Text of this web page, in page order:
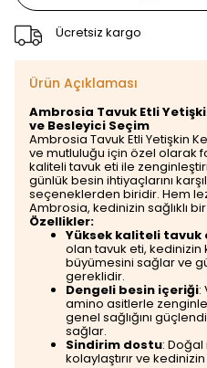
Ücretsiz kargo
Ürün Açıklaması
Ambrosia Tavuk Etli
ve Besleyici Seçim
Ambrosia Tavuk Etli Yetişkin
ve mutluluğu için özel olarak
kaliteli tavuk eti ile
günlük besin ihtiyaçlarını
seçeneklerden biridir. Hem
Ambrosia, kedinizin sağlıklı
Özellikler:
Yüksek kaliteli tavuk
olan tavuk eti, kedinizin
büyümesini sağlar ve
gereklidir.
Dengeli besin içeriği:
amino asitlerle
genel sağlığını
sağlar.
Sindirim dostu:
kolaylaştırır ve